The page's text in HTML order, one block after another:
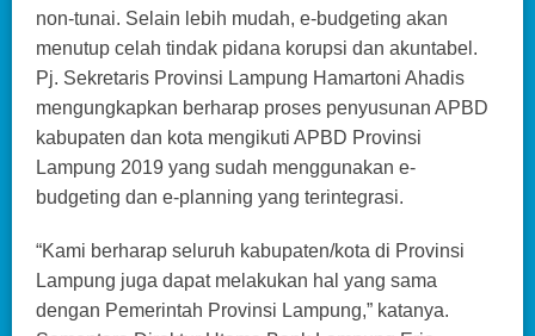
non-tunai. Selain lebih mudah, e-budgeting akan
menutup celah tindak pidana korupsi dan akuntabel.
Pj. Sekretaris Provinsi Lampung Hamartoni Ahadis
mengungkapkan berharap proses penyusunan APBD
kabupaten dan kota mengikuti APBD Provinsi
Lampung 2019 yang sudah menggunakan e-
budgeting dan e-planning yang terintegrasi.
“Kami berharap seluruh kabupaten/kota di Provinsi
Lampung juga dapat melakukan hal yang sama
dengan Pemerintah Provinsi Lampung,” katanya.